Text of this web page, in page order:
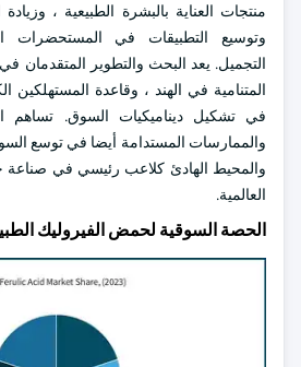
منتجات العناية بالبشرة الطبيعية ،
وتوسيع التطبيقات في المستحضرات
التجميل. يعد البحث والتطوير المتقدمان في
المتنامية في الهند ، وقاعدة المستهلكين
في تشكيل ديناميكيات السوق. تساهم
والممارسات المستدامة أيضا في توسع
والمحيط الهادئ كلاعب رئيسي في صناعة
العالمية.
الحصة السوقية لحمض الفيروليك